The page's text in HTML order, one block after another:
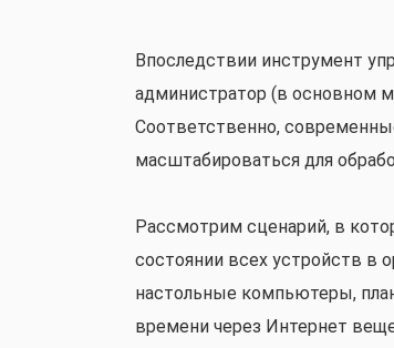
Впоследствии инструмент
администратор (в основном
Соответственно,
масштабироваться для
Рассмотрим сценарий, в
состоянии всех устройств в
настольные компьютеры,
времени через Интернет